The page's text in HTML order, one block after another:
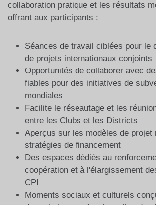
collaboration pratique et les résultats
offrant aux participants :
Séances de travail ciblées pour le
de projets internationaux conjoints
Opportunités de collaborer avec
fiables pour des initiatives de
mondiales
Facilite le réseautage et les
entre les Clubs et les Districts
Aperçus sur les modèles de projet
stratégies de financement
Des espaces dédiés au
coopération et à l'élargissement
CPI
Moments sociaux et culturels